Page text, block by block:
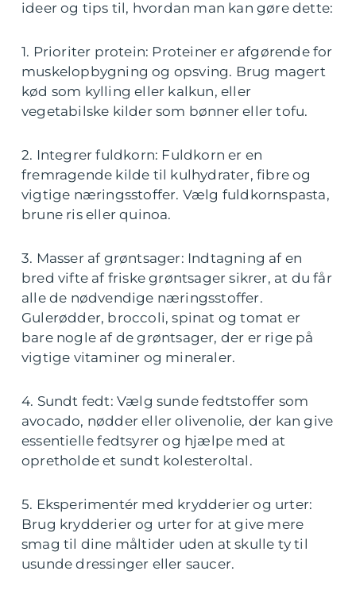
ideer og tips til, hvordan man kan gøre dette:
1. Prioriter protein: Proteiner er afgørende for
muskelopbygning og opsving. Brug magert
kød som kylling eller kalkun, eller
vegetabilske kilder som bønner eller tofu.
2. Integrer fuldkorn: Fuldkorn er en
fremragende kilde til kulhydrater, fibre og
vigtige næringsstoffer. Vælg fuldkornspasta,
brune ris eller quinoa.
3. Masser af grøntsager: Indtagning af en
bred vifte af friske grøntsager sikrer, at du får
alle de nødvendige næringsstoffer.
Gulerødder, broccoli, spinat og tomat er
bare nogle af de grøntsager, der er rige på
vigtige vitaminer og mineraler.
4. Sundt fedt: Vælg sunde fedtstoffer som
avocado, nødder eller olivenolie, der kan give
essentielle fedtsyrer og hjælpe med at
opretholde et sundt kolesteroltal.
5. Eksperimentér med krydderier og urter:
Brug krydderier og urter for at give mere
smag til dine måltider uden at skulle ty til
usunde dressinger eller saucer.